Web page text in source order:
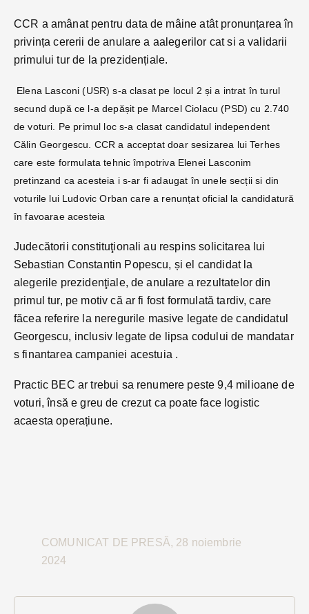
CCR a amânat pentru data de mâine atât pronunțarea în
privința cererii de anulare a aalegerilor cat si a validarii
primului tur de la prezidențiale.
Elena Lasconi (USR) s-a clasat pe locul 2 și a intrat în turul
secund după ce l-a depășit pe Marcel Ciolacu (PSD) cu 2.740
de voturi. Pe primul loc s-a clasat candidatul independent
Călin Georgescu. CCR a acceptat doar sesizarea lui Terhes
care este formulata tehnic împotriva Elenei Lasconim
pretinzand ca acesteia i s-ar fi adaugat în unele secții si din
voturile lui Ludovic Orban care a renunțat oficial la candidatură
în favoarae acesteia
Judecătorii constituţionali au respins solicitarea lui
Sebastian Constantin Popescu, și el candidat la
alegerile prezidenţiale, de anulare a rezultatelor din
primul tur, pe motiv că ar fi fost formulată tardiv, care
făcea referire la neregurile masive legate de candidatul
Georgescu, inclusiv legate de lipsa codului de mandatar
s finantarea campaniei acestuia .
Practic BEC ar trebui sa renumere peste 9,4 milioane de
voturi, însă e greu de crezut ca poate face logistic
acaesta operațiune.
COMUNICAT DE PRESĂ, 28 noiembrie
2024